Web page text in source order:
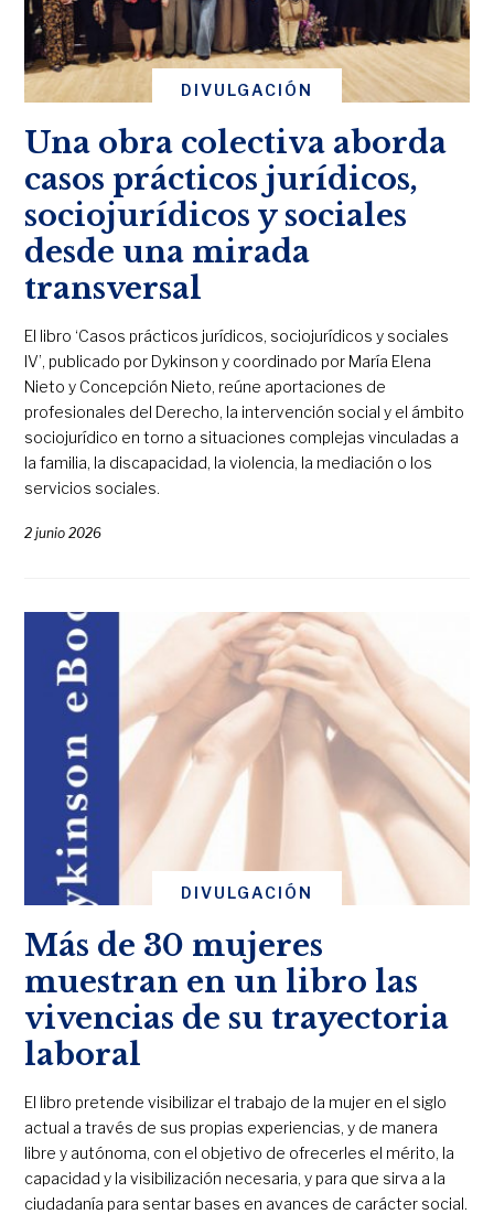
DIVULGACIÓN
Una obra colectiva aborda
casos prácticos jurídicos,
sociojurídicos y sociales
desde una mirada
transversal
El libro ‘Casos prácticos jurídicos, sociojurídicos y sociales
IV’, publicado por Dykinson y coordinado por María Elena
Nieto y Concepción Nieto, reúne aportaciones de
profesionales del Derecho, la intervención social y el ámbito
sociojurídico en torno a situaciones complejas vinculadas a
la familia, la discapacidad, la violencia, la mediación o los
servicios sociales.
2 junio 2026
DIVULGACIÓN
Más de 30 mujeres
muestran en un libro las
vivencias de su trayectoria
laboral
El libro pretende visibilizar el trabajo de la mujer en el siglo
actual a través de sus propias experiencias, y de manera
libre y autónoma, con el objetivo de ofrecerles el mérito, la
capacidad y la visibilización necesaria, y para que sirva a la
ciudadanía para sentar bases en avances de carácter social.